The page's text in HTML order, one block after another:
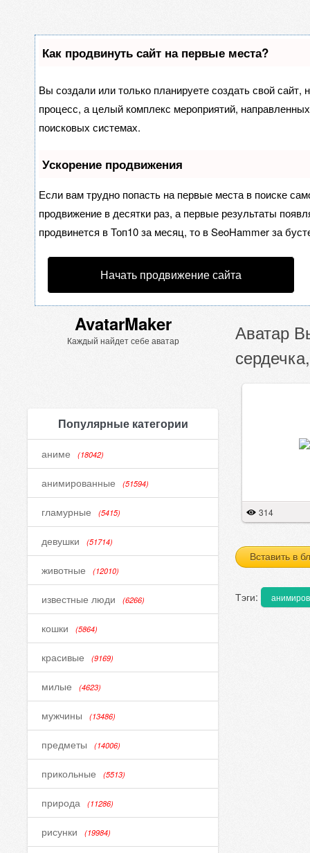
Как продвинуть сайт на первые места?
Вы создали или только планируете создать свой сайт,
процесс, а целый комплекс мероприятий,
поисковых системах.
Ускорение продвижения
Если вам трудно попасть на первые места в поиске
продвижение в десятки раз, а первые результаты
продвинется в Топ10 за месяц, то вSeoHammerза
Начать продвижение сайта
AvatarMaker
Каждый найдет себе аватар
Популярные категории
аниме (18042)
анимированные (51594)
гламурные (5415)
девушки (51714)
животные (12010)
известные люди (6266)
кошки (5864)
красивые (9169)
милые (4623)
мужчины (13486)
предметы (14006)
прикольные (5513)
природа (11286)
рисунки (19984)
Аватар
314
Вставить в
Тэги: